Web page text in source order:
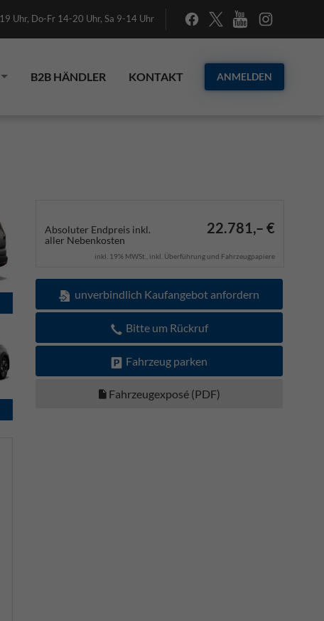
Uhr, Do-Fr 14-20 Uhr, Sa 9-14 Uhr
B2B HÄNDLER KONTAKT ANMELDEN
Absoluter Endpreis inkl.
aller Nebenkosten
22.781,– €
inkl. 19% MWSt., inkl. Überführung und Fahrzeugpapiere
unverbindlich Kaufangebot anfordern
Bitte um Rückruf
Fahrzeug parken
Fahrzeugexposé (PDF)